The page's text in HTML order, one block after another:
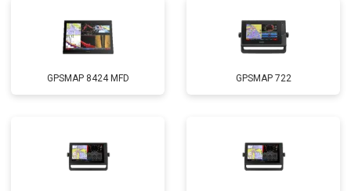
GPSMAP 8424 MFD GPSMAP 722